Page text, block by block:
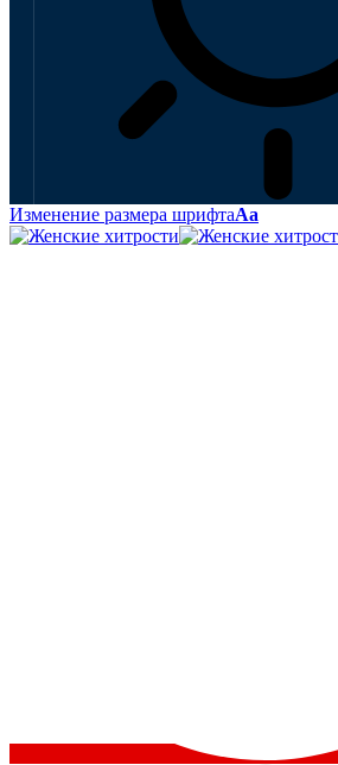
Изменение размера шрифтаАа